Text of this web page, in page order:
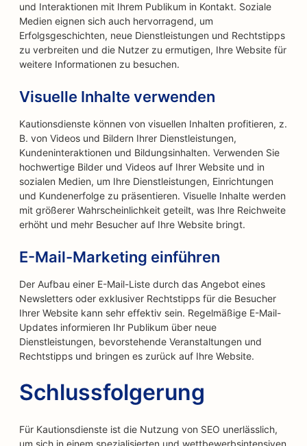
und Interaktionen mit Ihrem Publikum in Kontakt. Soziale
Medien eignen sich auch hervorragend, um
Erfolgsgeschichten, neue Dienstleistungen und Rechtstipps
zu verbreiten und die Nutzer zu ermutigen, Ihre Website für
weitere Informationen zu besuchen.
Visuelle Inhalte verwenden
Kautionsdienste können von visuellen Inhalten profitieren, z.
B. von Videos und Bildern Ihrer Dienstleistungen,
Kundeninteraktionen und Bildungsinhalten. Verwenden Sie
hochwertige Bilder und Videos auf Ihrer Website und in
sozialen Medien, um Ihre Dienstleistungen, Einrichtungen
und Kundenerfolge zu präsentieren. Visuelle Inhalte werden
mit größerer Wahrscheinlichkeit geteilt, was Ihre Reichweite
erhöht und mehr Besucher auf Ihre Website bringt.
E-Mail-Marketing einführen
Der Aufbau einer E-Mail-Liste durch das Angebot eines
Newsletters oder exklusiver Rechtstipps für die Besucher
Ihrer Website kann sehr effektiv sein. Regelmäßige E-Mail-
Updates informieren Ihr Publikum über neue
Dienstleistungen, bevorstehende Veranstaltungen und
Rechtstipps und bringen es zurück auf Ihre Website.
Schlussfolgerung
Für Kautionsdienste ist die Nutzung von SEO unerlässlich,
um sich in einem spezialisierten und wettbewerbsintensiven